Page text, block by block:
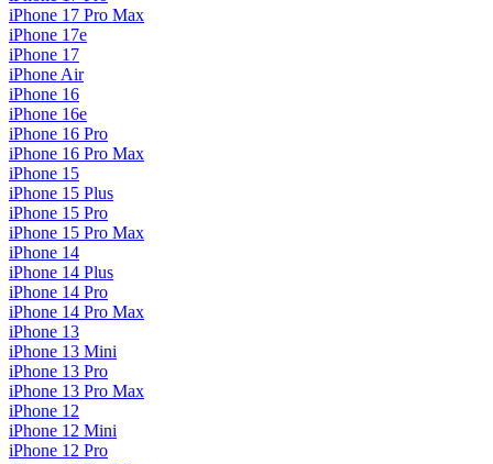
iPhone 17 Pro Max
iPhone 17e
iPhone 17
iPhone Air
iPhone 16
iPhone 16e
iPhone 16 Pro
iPhone 16 Pro Max
iPhone 15
iPhone 15 Plus
iPhone 15 Pro
iPhone 15 Pro Max
iPhone 14
iPhone 14 Plus
iPhone 14 Pro
iPhone 14 Pro Max
iPhone 13
iPhone 13 Mini
iPhone 13 Pro
iPhone 13 Pro Max
iPhone 12
iPhone 12 Mini
iPhone 12 Pro